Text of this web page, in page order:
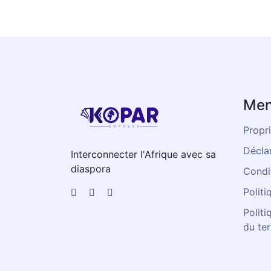
Interconnecter l'Afrique avec sa
diaspora
du